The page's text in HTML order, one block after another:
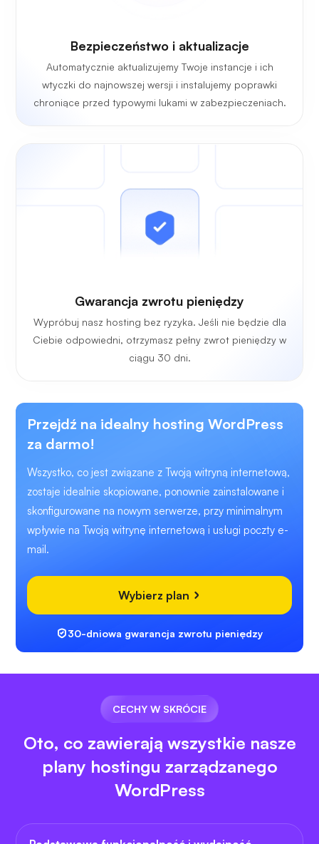
Bezpieczeństwo i aktualizacje
Automatycznie aktualizujemy Twoje instancje i ich
wtyczki do najnowszej wersji i instalujemy poprawki
chroniące przed typowymi lukami w zabezpieczeniach.
Gwarancja zwrotu pieniędzy
Wypróbuj nasz hosting bez ryzyka. Jeśli nie będzie dla
Ciebie odpowiedni, otrzymasz pełny zwrot pieniędzy w
ciągu 30 dni.
Przejdź na idealny hosting WordPress
za darmo!
Wszystko, co jest związane z Twoją witryną internetową,
zostaje idealnie skopiowane, ponownie zainstalowane i
skonfigurowane na nowym serwerze, przy minimalnym
wpływie na Twoją witrynę internetową i usługi poczty e-
mail.
Wybierz plan
30-dniowa gwarancja zwrotu pieniędzy
CECHY W SKRÓCIE
Oto, co zawierają wszystkie nasze
plany hostingu zarządzanego
WordPress